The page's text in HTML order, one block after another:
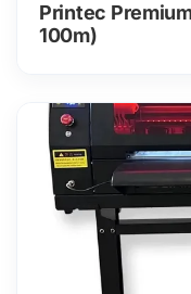
Printec
100m)